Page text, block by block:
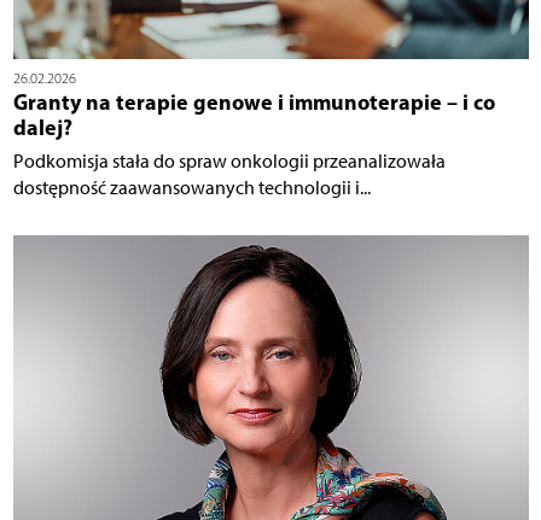
26.02.2026
Granty na terapie genowe i immunoterapie – i co
dalej?
Podkomisja stała do spraw onkologii przeanalizowała
dostępność zaawansowanych technologii i...